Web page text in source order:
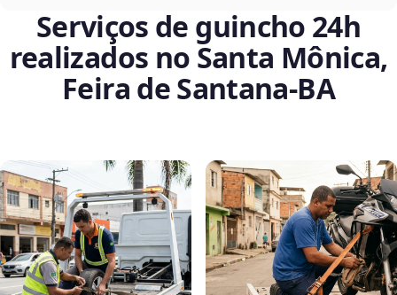
Serviços de guincho 24h
realizados no Santa Mônica,
Feira de Santana‑BA